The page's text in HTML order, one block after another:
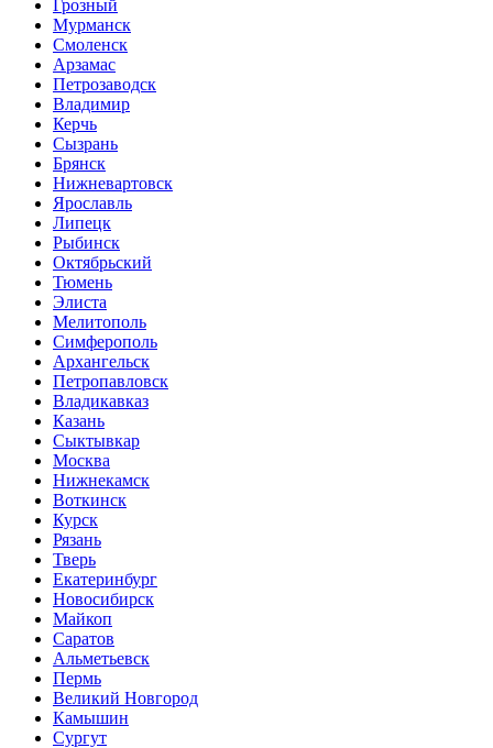
Грозный
Мурманск
Смоленск
Арзамас
Петрозаводск
Владимир
Керчь
Сызрань
Брянск
Нижневартовск
Ярославль
Липецк
Рыбинск
Октябрьский
Тюмень
Элиста
Мелитополь
Симферополь
Архангельск
Петропавловск
Владикавказ
Казань
Сыктывкар
Москва
Нижнекамск
Воткинск
Курск
Рязань
Тверь
Екатеринбург
Новосибирск
Майкоп
Саратов
Альметьевск
Пермь
Великий Новгород
Камышин
Сургут